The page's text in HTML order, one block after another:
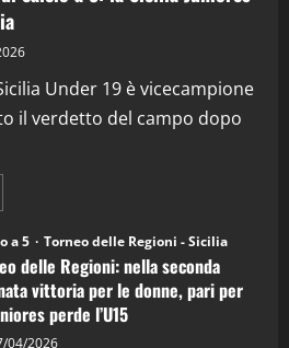
in Podcast
in Podcast: 26^ Puntata
04/2026Under 19 è vicecampione
il verdetto del campo dopo
a 5 Torneo delle Regioni - Sicilia
delle Regioni: nella seconda
vittoria per le donne, pari per
perde l’U15
04/2026